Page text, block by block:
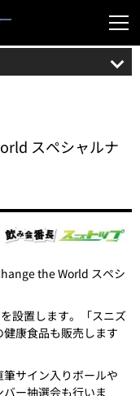
スペシャルナ
the World スペシ
設置します。「スニズ
康食品も販売します
サイン入りボールや
ー抽選会も行いま